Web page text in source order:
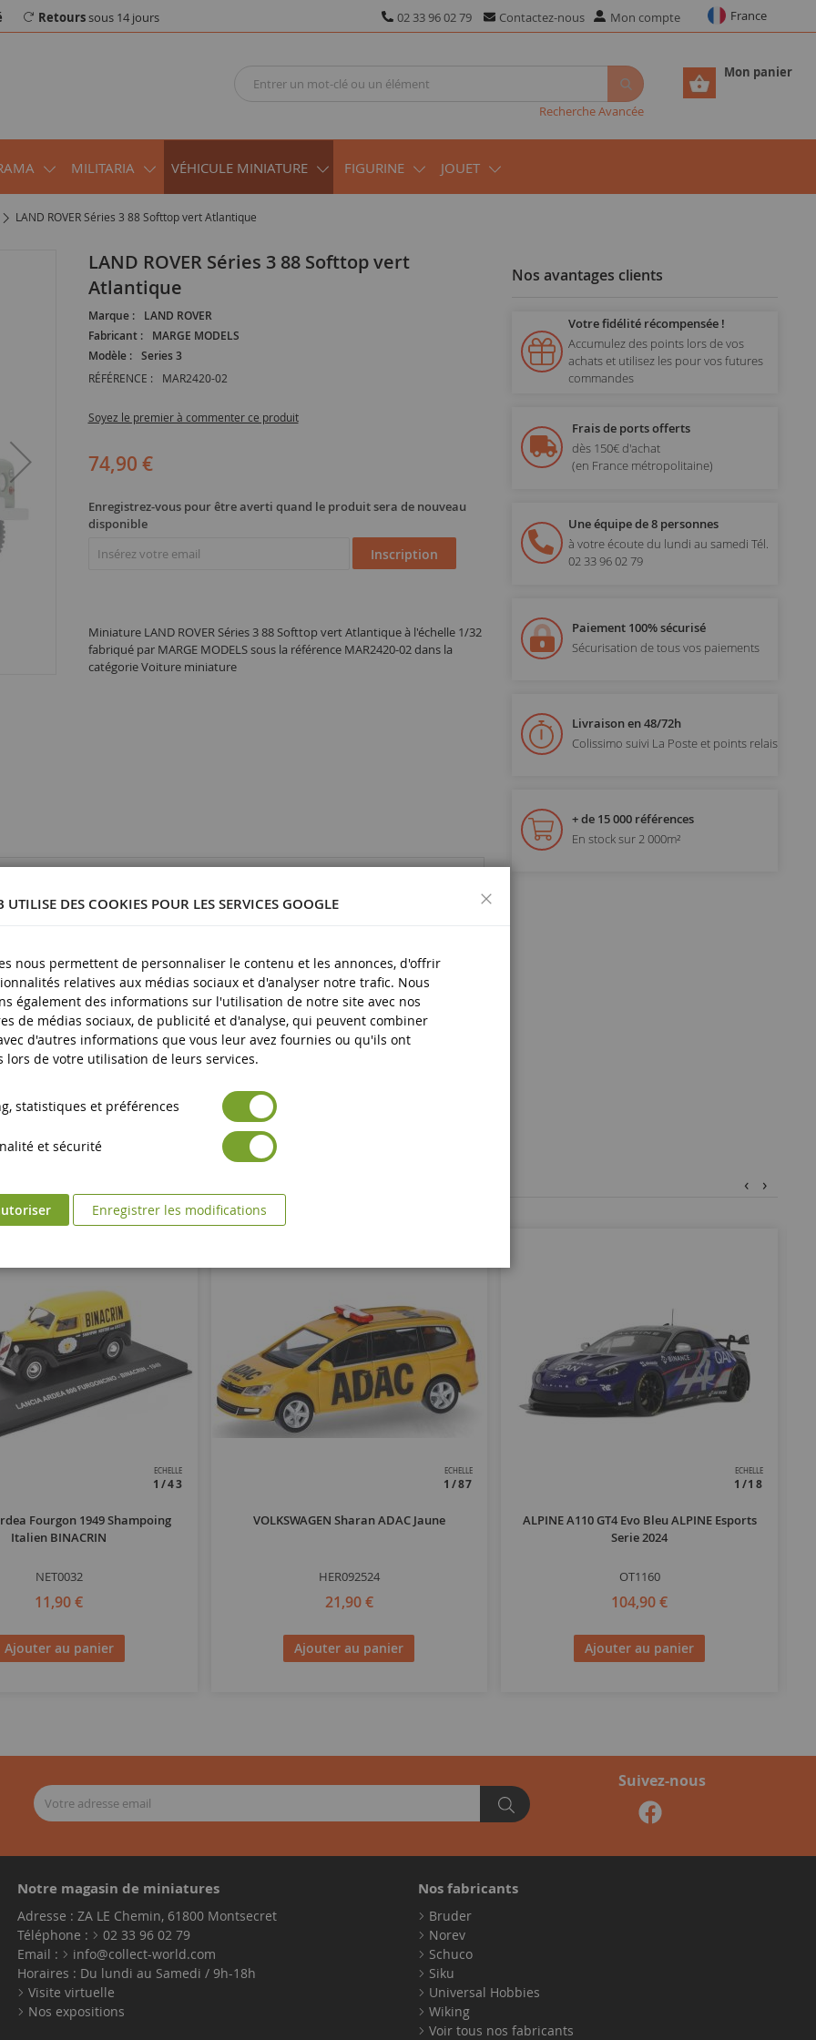
Retourssous 14 jours 02 33 96 02 79 Contactez-nous Mon compte France
Mon panier
Recherche Avancée
MILITARIA VÉHICULE MINIATURE FIGURINE JOUET
LAND ROVER Séries 3 88 Softtop vert Atlantique
LAND ROVER Séries 3 88 Softtop vert
Atlantique
Marque :
LAND ROVER
Fabricant :
MARGE MODELS
Modèle :
Series 3
RÉFÉRENCE : MAR2420-02
Soyez le premier à commenter ce produit
74,90 €
Enregistrez-vous pour être averti quand le produit sera de nouveau
disponible
Inscription
Miniature LAND ROVER Séries 3 88 Softtop vert Atlantique à l'échelle 1/32
fabriqué par MARGE MODELS sous la référence MAR2420-02 dans la
catégorie Voiture miniature
Nos avantages clients
Votre fidélité récompensée !
Accumulez des points lors de vos
achats et utilisez les pour vos futures
commandes
Frais de ports offerts
dès 150€ d'achat
(en France métropolitaine)
Une équipe de 8 personnes
à votre écoute du lundi au samedi Tél.
02 33 96 02 79
Paiement 100% sécurisé
Sécurisation de tous vos paiements
Livraison en 48/72h
Colissimo suivi La Poste et points relais
+ de 15 000 références
En stock sur 2 000m²
ECHELLE
1/43
Fourgon 1949 Shampoing
Italien BINACRIN
NET0032
11,90 €
Ajouter au panier
ECHELLE
1/87
VOLKSWAGEN Sharan ADAC Jaune
HER092524
21,90 €
Ajouter au panier
ECHELLE
1/18
ALPINE A110 GT4 Evo Bleu ALPINE Esports
Serie 2024
OT1160
104,90 €
Ajouter au panier
‹ ›
Suivez-nous
Notre magasin de miniatures
Adresse : ZA LE Chemin, 61800 Montsecret
Téléphone :
02 33 96 02 79
Email :
info@collect-world.com
Horaires : Du lundi au Samedi / 9h-18h
Visite virtuelle
Nos expositions
Nos fabricants
Bruder
Norev
Schuco
Siku
Universal Hobbies
Wiking
Voir tous nos fabricants
UTILISE DES COOKIES POUR LES SERVICES GOOGLE
nous permettent de personnaliser le contenu et les annonces, d'offrir
relatives aux médias sociaux et d'analyser notre trafic. Nous
également des informations sur l'utilisation de notre site avec nos
de médias sociaux, de publicité et d'analyse, qui peuvent combiner
d'autres informations que vous leur avez fournies ou qu'ils ont
lors de votre utilisation de leurs services.
statistiques et préférences
et sécurité
Enregistrer les modifications